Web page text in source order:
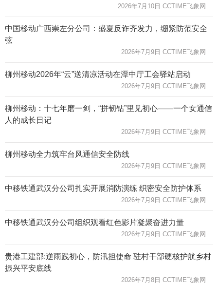
2026年7月10日 CCTIME飞象网
中国移动广西崇左分公司：盛夏反诈齐发力，绷紧防范安全
弦
2026年7月9日 CCTIME飞象网
柳州移动2026年“云”送清凉活动在潭中厅工会驿站启动
2026年7月9日 CCTIME飞象网
柳州移动：十七年磨一剑，“拼韧钻”里见初心——一个女通信
人的成长日记
2026年7月9日 CCTIME飞象网
柳州移动全力筑牢台风通信安全防线
2026年7月9日 CCTIME飞象网
中移铁通武汉分公司扎实开展消防演练 织密安全防护体系
2026年7月9日 CCTIME飞象网
中移铁通武汉分公司组织观看红色影片凝聚奋进力量
2026年7月9日 CCTIME飞象网
贵港工建部:逆雨践初心，防汛担使命 驻村干部硬核护航乡村
振兴平安底线
2026年7月8日 CCTIME飞象网